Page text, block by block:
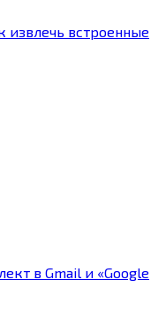
извлечь встроенные
в Gmail и «Google